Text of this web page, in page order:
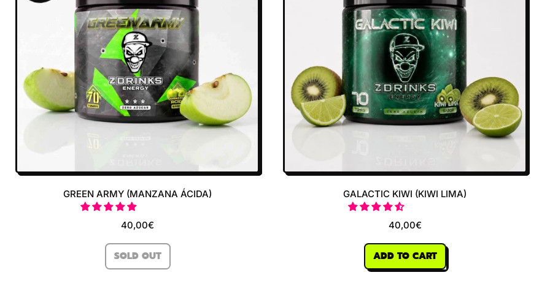
GREEN ARMY (MANZANA ÁCIDA)
40,00€
REGULAR PRICE
SOLD OUT
,
GALACTIC KIWI (KIWI LIMA)
40,00€
REGULAR PRICE
ADD TO CART
,